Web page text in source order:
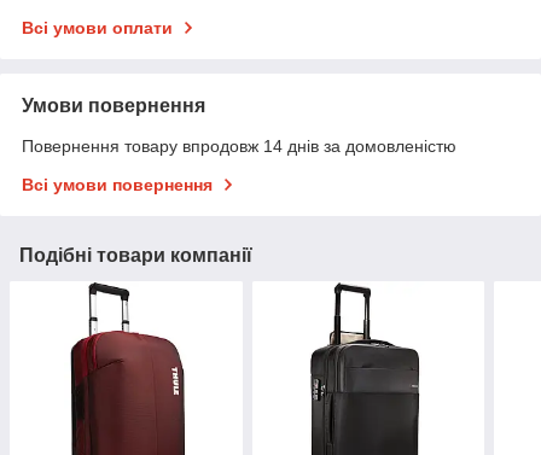
Всі умови оплати
Умови повернення
Повернення товару впродовж 14 днів за домовленістю
Всі умови повернення
Подібні товари компанії